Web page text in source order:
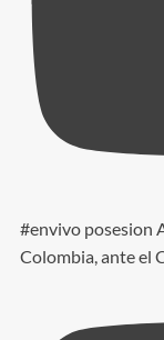
#envivo posesion
Colombia, ante el